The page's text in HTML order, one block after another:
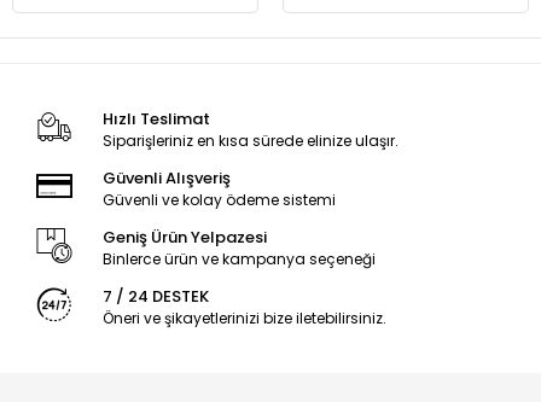
Hızlı Teslimat
Siparişleriniz en kısa sürede elinize ulaşır.
Güvenli Alışveriş
Güvenli ve kolay ödeme sistemi
Geniş Ürün Yelpazesi
Binlerce ürün ve kampanya seçeneği
7 / 24 DESTEK
Öneri ve şikayetlerinizi bize iletebilirsiniz.